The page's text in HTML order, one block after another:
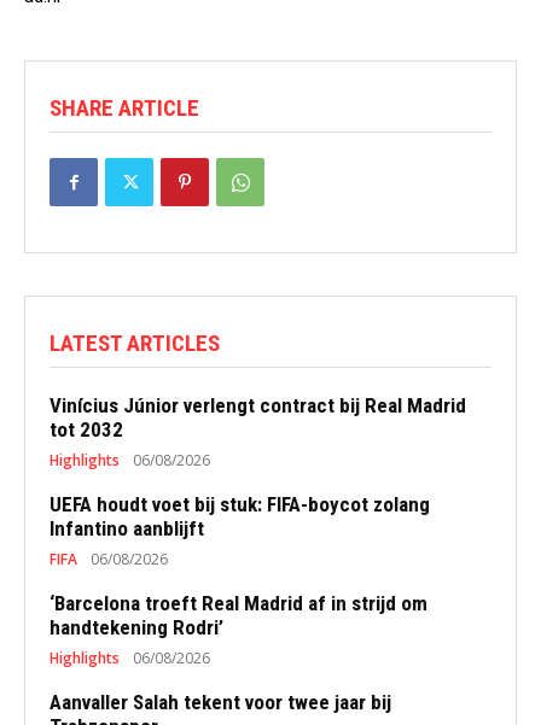
SHARE ARTICLE
LATEST ARTICLES
Vinícius Júnior verlengt contract bij Real Madrid
tot 2032
Highlights 06/08/2026
UEFA houdt voet bij stuk: FIFA-boycot zolang
Infantino aanblijft
FIFA 06/08/2026
‘Barcelona troeft Real Madrid af in strijd om
handtekening Rodri’
Highlights 06/08/2026
Aanvaller Salah tekent voor twee jaar bij